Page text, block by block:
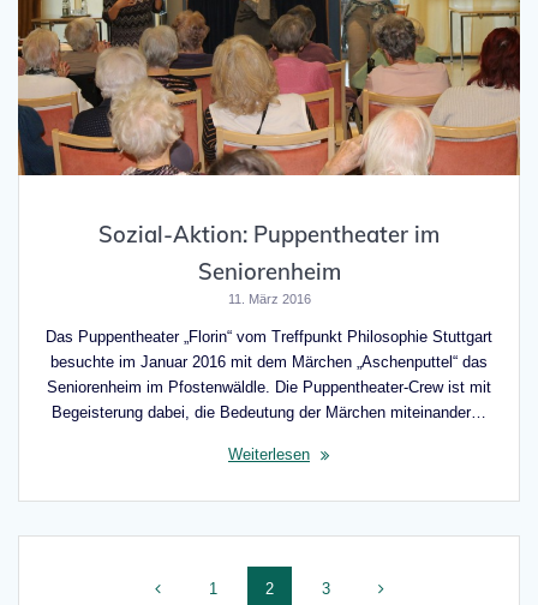
Sozial-Aktion: Puppentheater im
Seniorenheim
11. März 2016
Das Puppentheater „Florin“ vom Treffpunkt Philosophie Stuttgart
besuchte im Januar 2016 mit dem Märchen „Aschenputtel“ das
Seniorenheim im Pfostenwäldle. Die Puppentheater-Crew ist mit
Begeisterung dabei, die Bedeutung der Märchen miteinander…
Weiterlesen
Beitragsnavigation
Seite
1 Seite
2 Seite
3